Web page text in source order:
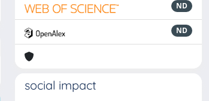
ND
ND
social impact